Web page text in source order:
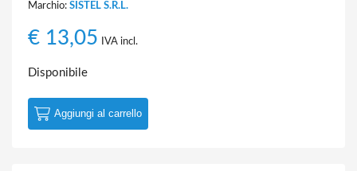
Marchio: SISTEL S.R.L.
€ 13,05 IVA incl.
Disponibile
Aggiungi al carrello